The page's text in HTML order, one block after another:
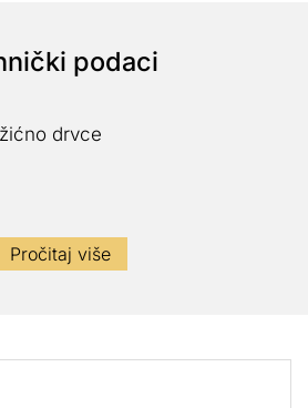
podaci
drvce
Pročitaj više